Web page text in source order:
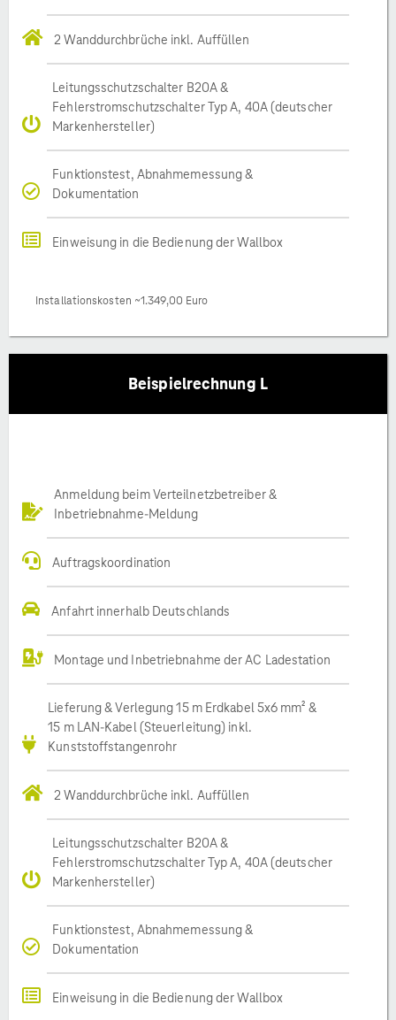
2 Wanddurchbrüche inkl. Auffüllen
Leitungsschutzschalter B20A &
Fehlerstromschutzschalter Typ A, 40A (deutscher
Markenhersteller)
Funktionstest, Abnahmemessung &
Dokumentation
Einweisung in die Bedienung der Wallbox
Installationskosten ~1.349,00 Euro
Beispielrechnung L
Anmeldung beim Verteilnetzbetreiber &
Inbetriebnahme-Meldung
Auftragskoordination
Anfahrt innerhalb Deutschlands
Montage und Inbetriebnahme der AC Ladestation
Lieferung & Verlegung 15 m Erdkabel 5x6 mm² &
15 m LAN-Kabel (Steuerleitung) inkl.
Kunststoffstangenrohr
2 Wanddurchbrüche inkl. Auffüllen
Leitungsschutzschalter B20A &
Fehlerstromschutzschalter Typ A, 40A (deutscher
Markenhersteller)
Funktionstest, Abnahmemessung &
Dokumentation
Einweisung in die Bedienung der Wallbox